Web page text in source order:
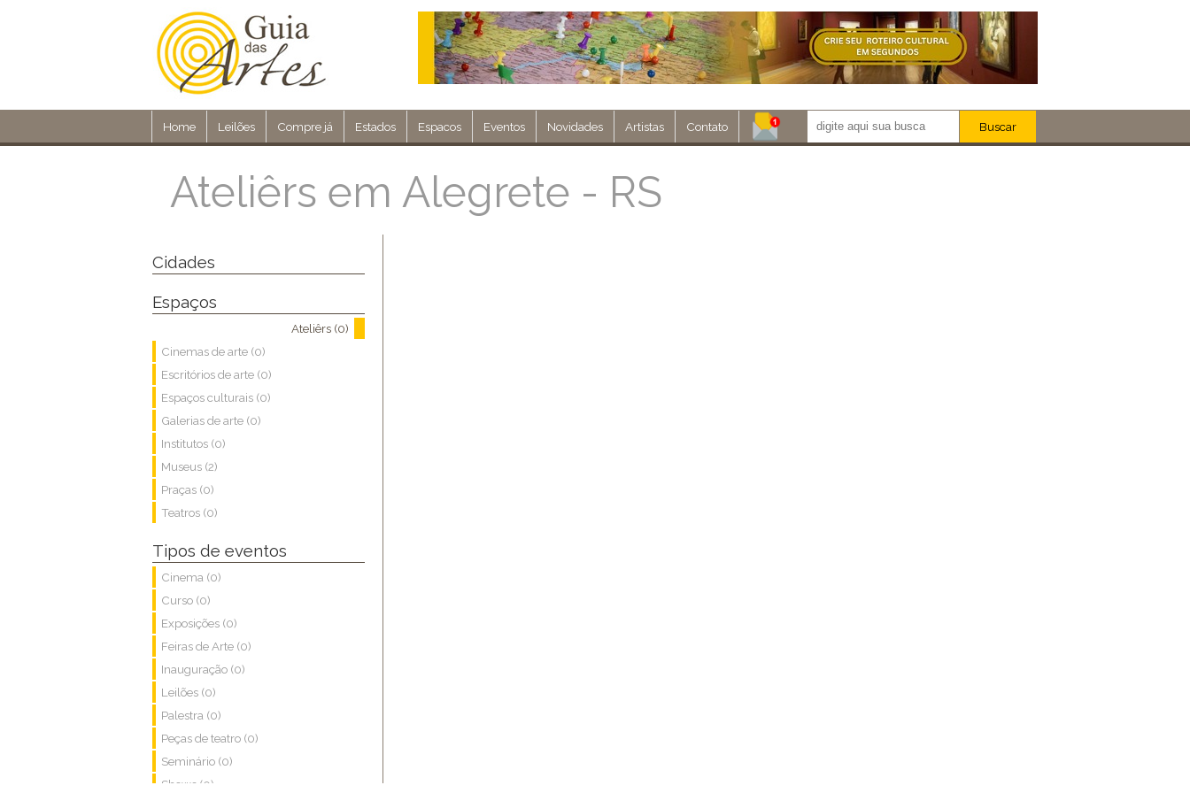
Home Leilões Compre já Estados Espacos Eventos Novidades Artistas Contato Buscar
Ateliêrs em Alegrete - RS
Cidades
Espaços
Ateliêrs (0)
Cinemas de arte (0)
Escritórios de arte (0)
Espaços culturais (0)
Galerias de arte (0)
Institutos (0)
Museus (2)
Praças (0)
Teatros (0)
Tipos de eventos
Cinema (0)
Curso (0)
Exposições (0)
Feiras de Arte (0)
Inauguração (0)
Leilões (0)
Palestra (0)
Peças de teatro (0)
Seminário (0)
Shows (0)